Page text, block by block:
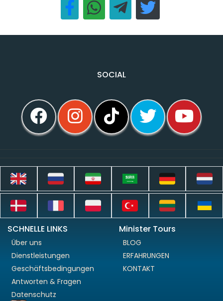
SOCIAL
SCHNELLE LINKS
Über uns
Dienstleistungen
Geschäftsbedingungen
Antworten & Fragen
Datenschutz
Minister Tours
BLOG
ERFAHRUNGEN
KONTAKT